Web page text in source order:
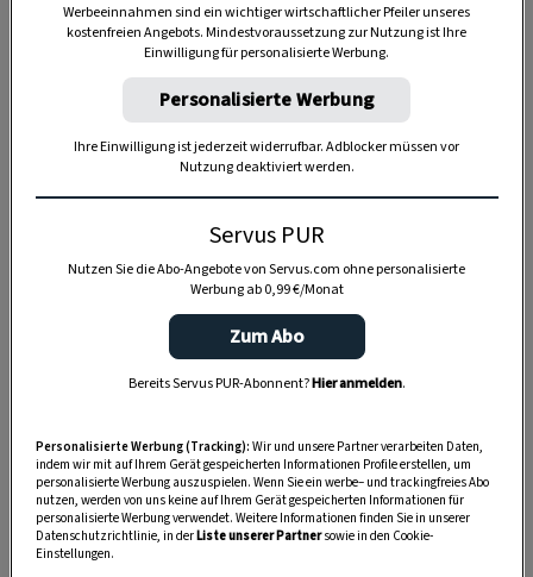
Anzeige
Werbeeinnahmen sind ein wichtiger wirtschaftlicher Pfeiler unseres
kostenfreien Angebots. Mindestvoraussetzung zur Nutzung ist Ihre
Einwilligung für personalisierte Werbung.
Personalisierte Werbung
Ihre Einwilligung ist jederzeit widerrufbar. Adblocker müssen vor
Nutzung deaktiviert werden.
Servus PUR
Nutzen Sie die Abo-Angebote von Servus.com ohne personalisierte
Werbung ab 0,99 €/Monat
Zum Abo
Bereits Servus PUR-Abonnent?Hier anmelden.
Personalisierte Werbung (Tracking): Wir und unsere Partner verarbeiten Daten,
indem wir mit auf Ihrem Gerät gespeicherten Informationen Profile erstellen, um
personalisierte Werbung auszuspielen. Wenn Sie ein werbe– und trackingfreies Abo
nutzen, werden von uns keine auf Ihrem Gerät gespeicherten Informationen für
personalisierte Werbung verwendet. Weitere Informationen finden Sie in unserer
Datenschutzrichtlinie, in derListe unserer Partnersowie in den Cookie-
Einstellungen.